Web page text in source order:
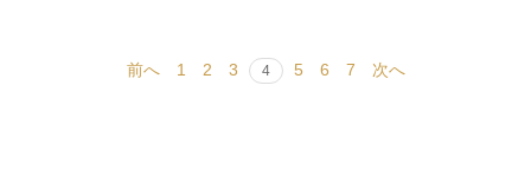
前へ 1 2 3 4 5 6 7 次へ